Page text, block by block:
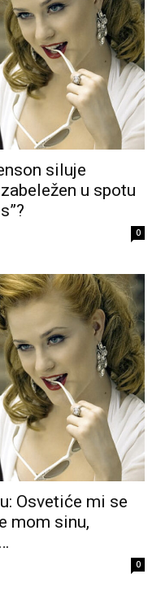
siluje
u spotu
0
Osvetiće mi se
mom sinu,
0